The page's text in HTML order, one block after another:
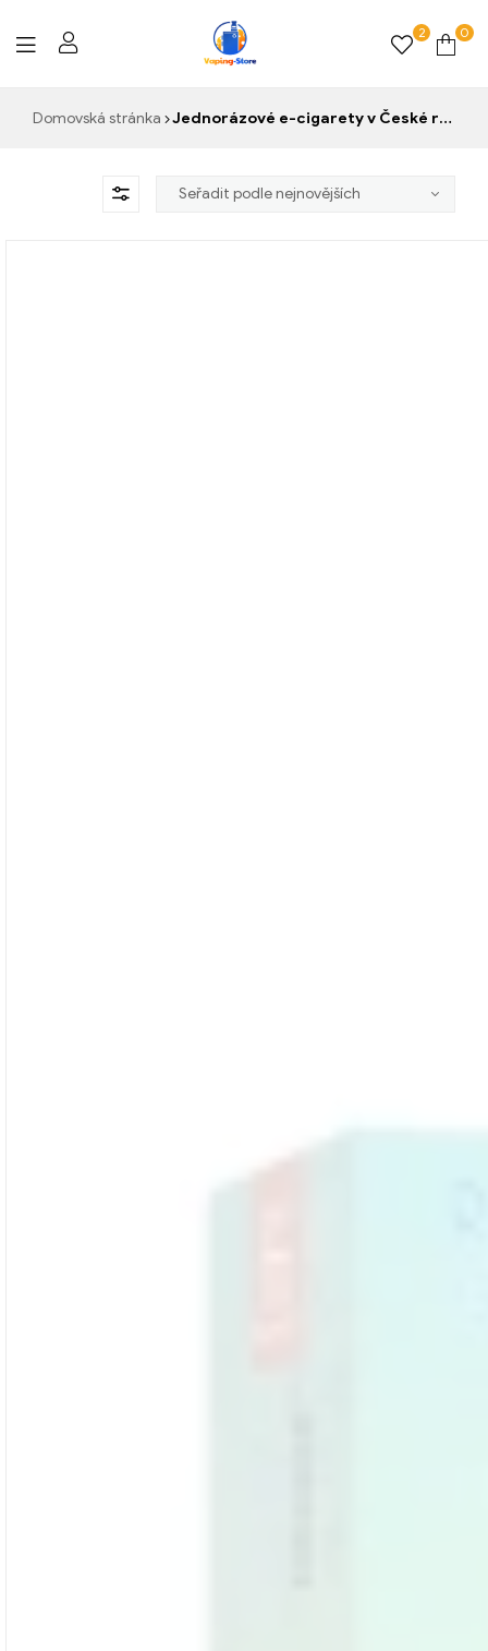
2 0
Domovská stránka Jednorázové e-cigarety v České republice